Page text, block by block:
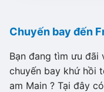
Chuyến bay đến
Bạn đang tìm ưu đãi
chuyến bay khứ hồi
am Main ? Tại đây